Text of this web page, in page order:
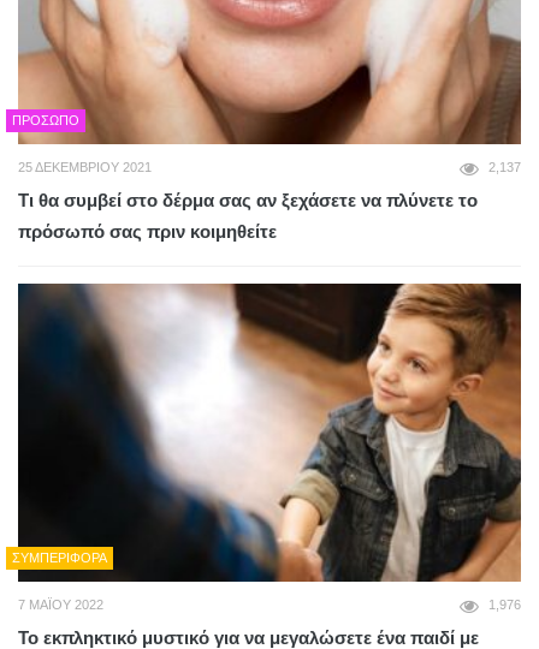
ΠΡΌΣΩΠΟ
25 ΔΕΚΕΜΒΡΊΟΥ 2021 2,137
Τι θα συμβεί στο δέρμα σας αν ξεχάσετε να πλύνετε το
πρόσωπό σας πριν κοιμηθείτε
ΣΥΜΠΕΡΙΦΟΡΆ
7 ΜΑΪ́ΟΥ 2022 1,976
Το εκπληκτικό μυστικό για να μεγαλώσετε ένα παιδί με